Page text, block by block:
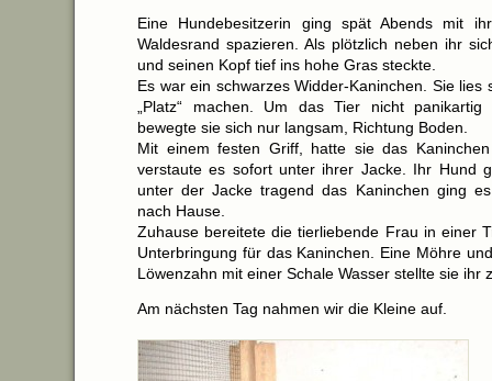
Eine Hundebesitzerin ging spät Abends mit
Waldesrand spazieren. Als plötzlich neben ihr
und seinen Kopf tief ins hohe Gras steckte.
Es war ein schwarzes Widder-Kaninchen. Sie lies
„Platz“ machen. Um das Tier nicht panikartig
bewegte sie sich nur langsam, Richtung Boden.
Mit einem festen Griff, hatte sie das
verstaute es sofort unter ihrer Jacke. Ihr Hund
unter der Jacke tragend das Kaninchen ging
nach Hause.
Zuhause bereitete die tierliebende Frau in einer
Unterbringung für das Kaninchen. Eine Möhre
Löwenzahn mit einer Schale Wasser stellte sie ihr
Am nächsten Tag nahmen wir die Kleine auf.